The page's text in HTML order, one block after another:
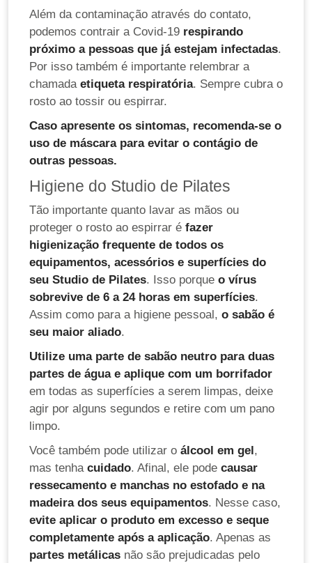
Além da contaminação através do contato,
podemos contrair a Covid-19 respirando
próximo a pessoas que já estejam infectadas.
Por isso também é importante relembrar a
chamada etiqueta respiratória. Sempre cubra o
rosto ao tossir ou espirrar.
Caso apresente os sintomas, recomenda-se o
uso de máscara para evitar o contágio de
outras pessoas.
Higiene do Studio de Pilates
Tão importante quanto lavar as mãos ou
proteger o rosto ao espirrar é fazer
higienização frequente de todos os
equipamentos, acessórios e superfícies do
seu Studio de Pilates. Isso porque o vírus
sobrevive de 6 a 24 horas em superfícies.
Assim como para a higiene pessoal, o sabão é
seu maior aliado.
Utilize uma parte de sabão neutro para duas
partes de água e aplique com um borrifador
em todas as superfícies a serem limpas, deixe
agir por alguns segundos e retire com um pano
limpo.
Você também pode utilizar o álcool em gel,
mas tenha cuidado. Afinal, ele pode causar
ressecamento e manchas no estofado e na
madeira dos seus equipamentos. Nesse caso,
evite aplicar o produto em excesso e seque
completamente após a aplicação. Apenas as
partes metálicas não são prejudicadas pelo